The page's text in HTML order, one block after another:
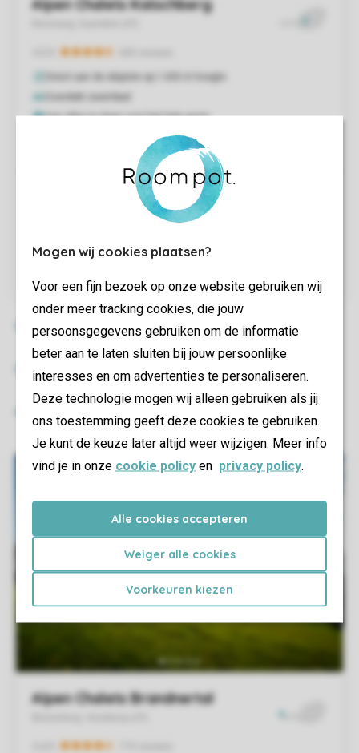
Mogen wij cookies plaatsen?
Voor een fijn bezoek op onze website gebruiken wij
onder meer tracking cookies, die jouw
persoonsgegevens gebruiken om de informatie
beter aan te laten sluiten bij jouw persoonlijke
interesses en om advertenties te personaliseren.
Deze technologie mogen wij alleen gebruiken als jij
ons toestemming geeft deze cookies te gebruiken.
Je kunt de keuze later altijd weer wijzigen. Meer info
vind je in onze cookie policy en privacy policy.
Alle cookies accepteren
Weiger alle cookies
Voorkeuren kiezen